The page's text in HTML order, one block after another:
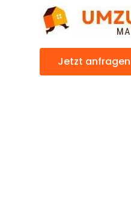
Jetzt anfragen